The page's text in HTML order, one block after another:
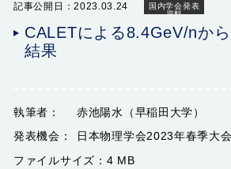
記事公開日：2023.03.24
国内学会発表
資料
CALETによる8.4GeV/nか
結果
執筆者：
赤池陽水（早稲田大学）
発表機会：
日本物理学会2023年春季大
ファイルサイズ： 4 MB